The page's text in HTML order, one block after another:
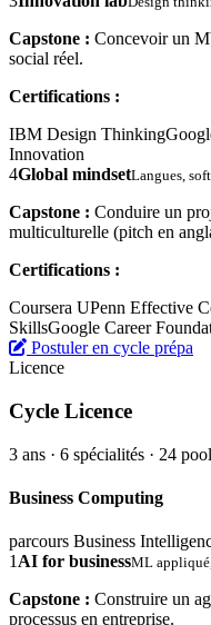
Capstone : Concevoir un
social réel.
Certifications :
IBM Design Thinking
Innovation
4Global mindsetLangues,
Capstone : Conduire un
multiculturelle (pitch en
Certifications :
Coursera UPenn Effective
SkillsGoogle Career
Postuler en cycle prépa
Licence
Cycle Licence
3 ans · 6 spécialités · 24
Business Computing
parcours Business
1 AI for businessML
Capstone : Construire un
processus en entreprise.